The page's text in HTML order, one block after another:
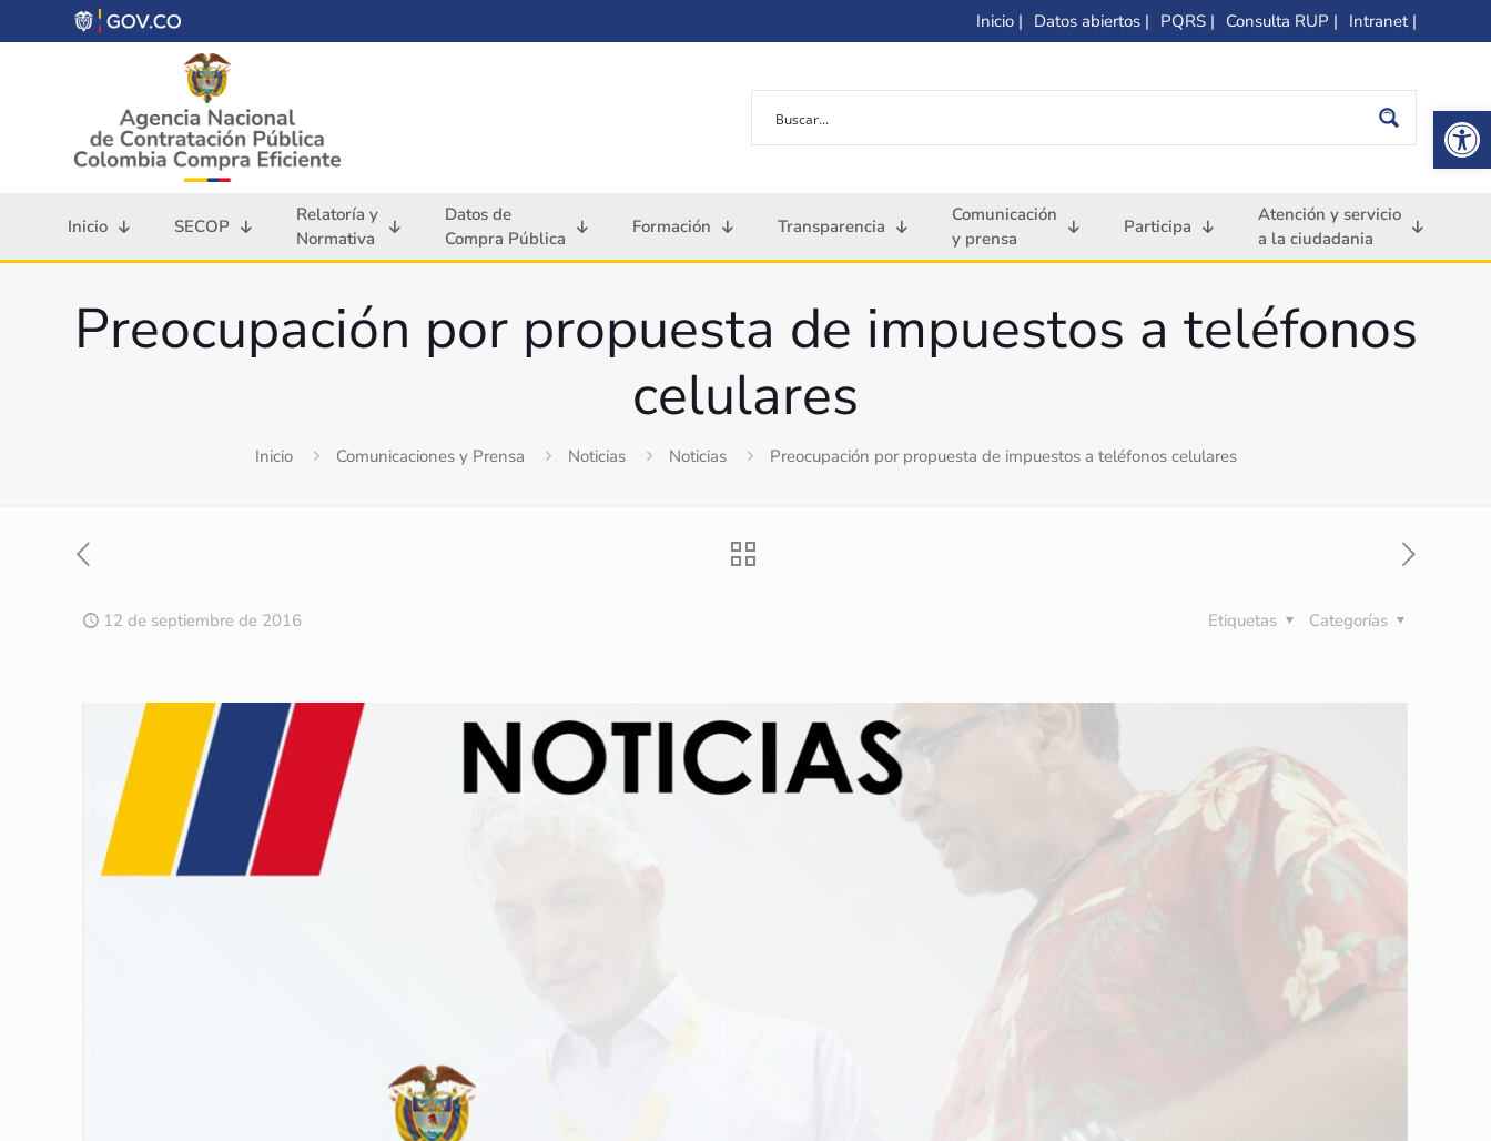
Inicio | Datos abiertos | PQRS | Consulta RUP | Intranet |
Inicio SECOP
Relatoría y
Normativa
Datos de
Compra Pública
Formación Transparencia
Comunicación
y prensa
Participa
Atención y servicio
a la ciudadania
Preocupación por propuesta de impuestos a teléfonos
celulares
Inicio Comunicaciones y Prensa Noticias Noticias Preocupación por propuesta de impuestos a teléfonos celulares
12 de septiembre de 2016 Categorías
Etiquetas